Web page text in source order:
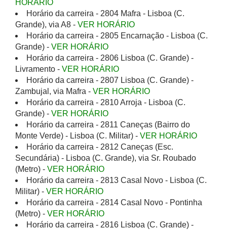
HORÁRIO
Horário da carreira - 2804 Mafra - Lisboa (C.
Grande), via A8 - VER HORÁRIO
Horário da carreira - 2805 Encarnação - Lisboa (C.
Grande) - VER HORÁRIO
Horário da carreira - 2806 Lisboa (C. Grande) -
Livramento - VER HORÁRIO
Horário da carreira - 2807 Lisboa (C. Grande) -
Zambujal, via Mafra - VER HORÁRIO
Horário da carreira - 2810 Arroja - Lisboa (C.
Grande) - VER HORÁRIO
Horário da carreira - 2811 Caneças (Bairro do
Monte Verde) - Lisboa (C. Militar) - VER HORÁRIO
Horário da carreira - 2812 Caneças (Esc.
Secundária) - Lisboa (C. Grande), via Sr. Roubado
(Metro) - VER HORÁRIO
Horário da carreira - 2813 Casal Novo - Lisboa (C.
Militar) - VER HORÁRIO
Horário da carreira - 2814 Casal Novo - Pontinha
(Metro) - VER HORÁRIO
Horário da carreira - 2816 Lisboa (C. Grande) -